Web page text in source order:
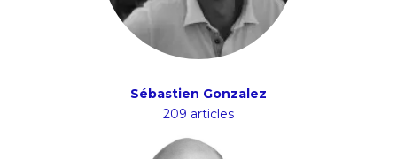
Sébastien Gonzalez
209 articles